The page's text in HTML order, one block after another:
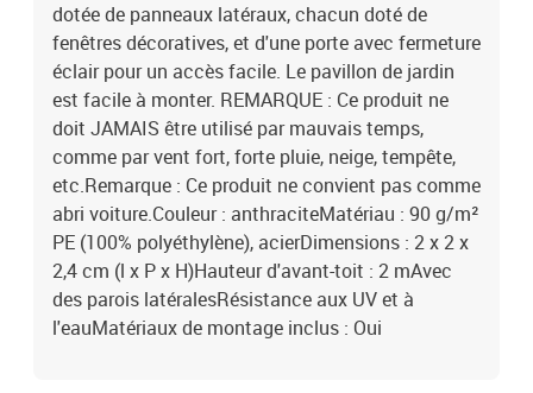
dotée de panneaux latéraux, chacun doté de
fenêtres décoratives, et d'une porte avec fermeture
éclair pour un accès facile. Le pavillon de jardin
est facile à monter. REMARQUE : Ce produit ne
doit JAMAIS être utilisé par mauvais temps,
comme par vent fort, forte pluie, neige, tempête,
etc.Remarque : Ce produit ne convient pas comme
abri voiture.Couleur : anthraciteMatériau : 90 g/m²
PE (100% polyéthylène), acierDimensions : 2 x 2 x
2,4 cm (l x P x H)Hauteur d'avant-toit : 2 mAvec
des parois latéralesRésistance aux UV et à
l'eauMatériaux de montage inclus : Oui